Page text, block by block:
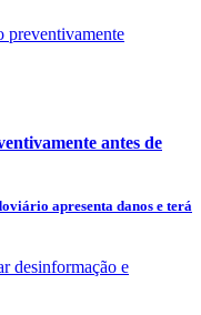
antes de
apresenta danos e terá